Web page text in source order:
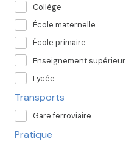
Collège
École maternelle
École primaire
Enseignement supérieur
Lycée
Transports
Gare ferroviaire
Pratique